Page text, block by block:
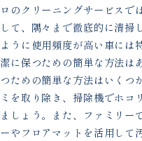
ロのクリーニングサービスで
して、隅々まで徹底的に清掃
ように使用頻度が高い車に
潔に保つための簡単な方法は
つための簡単な方法はいくつ
ミを取り除き、掃除機でホコ
ましょう。また、ファミリー
ーやフロアマットを活用して